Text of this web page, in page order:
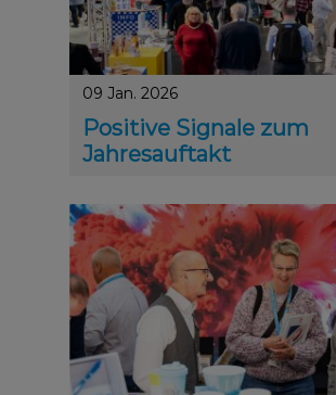
09 Jan. 2026
Positive Signale zum
Jahresauftakt